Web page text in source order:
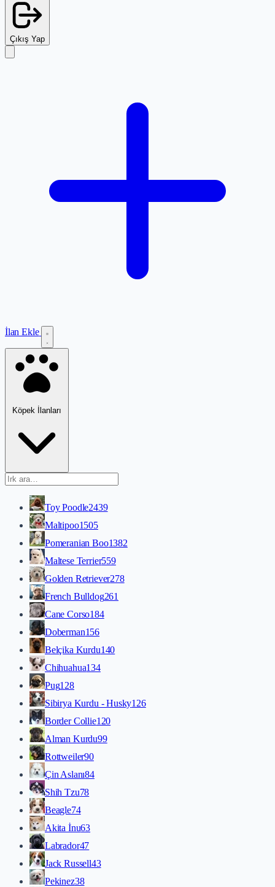
Çıkış Yap
İlan Ekle
Köpek İlanları
Toy Poodle2439
Maltipoo1505
Pomeranian Boo1382
Maltese Terrier559
Golden Retriever278
French Bulldog261
Cane Corso184
Doberman156
Belçika Kurdu140
Chihuahua134
Pug128
Sibirya Kurdu - Husky126
Border Collie120
Alman Kurdu99
Rottweiler90
Çin Aslanı84
Shih Tzu78
Beagle74
Akita İnu63
Labrador47
Jack Russell43
Pekinez38